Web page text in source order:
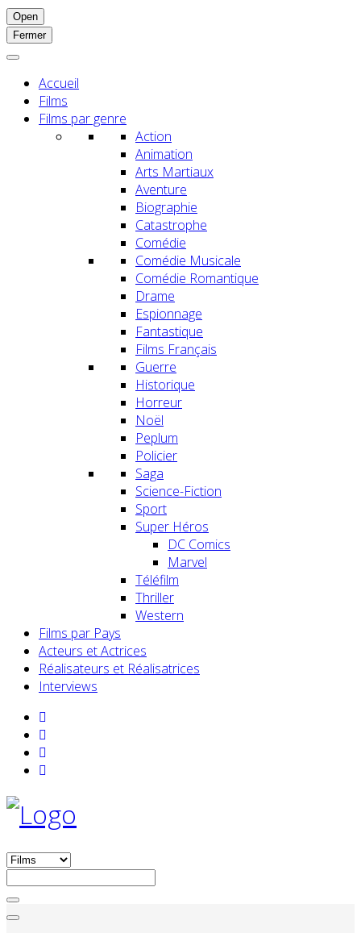
Open
Fermer
Accueil
Films
Films par genre
Action
Animation
Arts Martiaux
Aventure
Biographie
Catastrophe
Comédie
Comédie Musicale
Comédie Romantique
Drame
Espionnage
Fantastique
Films Français
Guerre
Historique
Horreur
Noël
Peplum
Policier
Saga
Science-Fiction
Sport
Super Héros
DC Comics
Marvel
Téléfilm
Thriller
Western
Films par Pays
Acteurs et Actrices
Réalisateurs et Réalisatrices
Interviews